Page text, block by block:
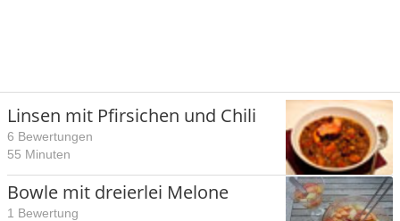
Linsen mit Pfirsichen und Chili
6 Bewertungen
55 Minuten
Bowle mit dreierlei Melone
1 Bewertung